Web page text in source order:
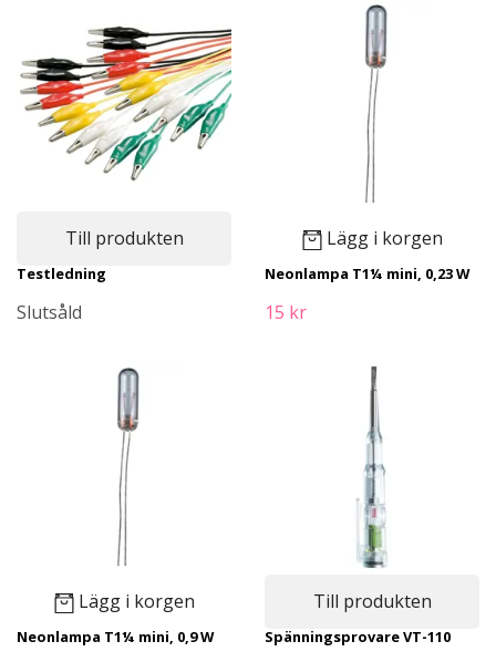
Till produkten
Testledning
Slutsåld
Lägg i korgen
Neonlampa T1¼ mini, 0,23 W
15 kr
Lägg i korgen
Neonlampa T1¼ mini, 0,9 W
Till produkten
Spänningsprovare VT-110